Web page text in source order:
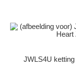
JWLS4U